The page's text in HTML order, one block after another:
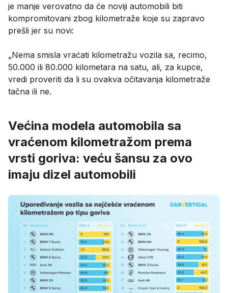
je manje verovatno da će noviji automobili biti
kompromitovani zbog kilometraže koje su zapravo
prešli jer su novi:
„Nema smisla vraćati kilometražu vozila sa, recimo,
50.000 ili 80.000 kilometara na satu, ali, za kupce,
vredi proveriti da li su ovakva očitavanja kilometraže
tačna ili ne.
Većina modela automobila sa
vraćenom kilometražom prema
vrsti goriva: veću šansu za ovo
imaju dizel automobili